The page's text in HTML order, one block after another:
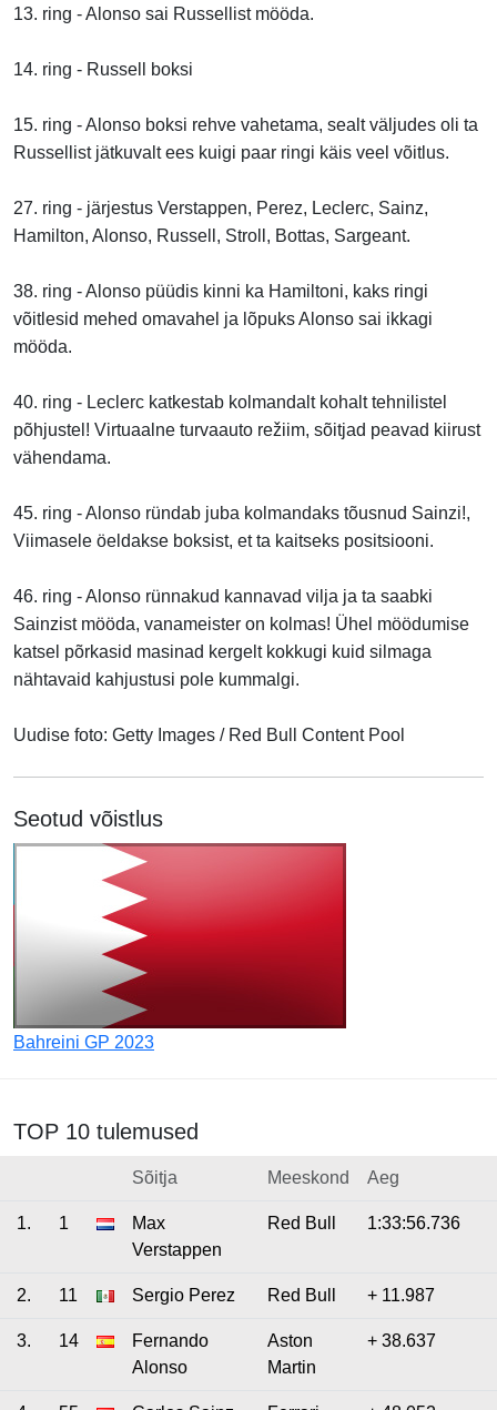
13. ring - Alonso sai Russellist mööda.
14. ring - Russell boksi
15. ring - Alonso boksi rehve vahetama, sealt väljudes oli ta
Russellist jätkuvalt ees kuigi paar ringi käis veel võitlus.
27. ring - järjestus Verstappen, Perez, Leclerc, Sainz,
Hamilton, Alonso, Russell, Stroll, Bottas, Sargeant.
38. ring - Alonso püüdis kinni ka Hamiltoni, kaks ringi
võitlesid mehed omavahel ja lõpuks Alonso sai ikkagi
mööda.
40. ring - Leclerc katkestab kolmandalt kohalt tehnilistel
põhjustel! Virtuaalne turvaauto režiim, sõitjad peavad kiirust
vähendama.
45. ring - Alonso ründab juba kolmandaks tõusnud Sainzi!,
Viimasele öeldakse boksist, et ta kaitseks positsiooni.
46. ring - Alonso rünnakud kannavad vilja ja ta saabki
Sainzist mööda, vanameister on kolmas! Ühel möödumise
katsel põrkasid masinad kergelt kokkugi kuid silmaga
nähtavaid kahjustusi pole kummalgi.
Uudise foto: Getty Images / Red Bull Content Pool
Seotud võistlus
Bahreini GP 2023
TOP 10 tulemused
Sõitja Meeskond Aeg
1. 1
Max
Verstappen
Red Bull 1:33:56.736
2. 11 Sergio Perez Red Bull + 11.987
3. 14
Fernando
Alonso
Aston
Martin
+ 38.637